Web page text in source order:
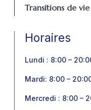
Transitions de vie
Horaires
Lundi : 8:00 –
Mardi: 8:00 –
Mercredi : 8:00 –